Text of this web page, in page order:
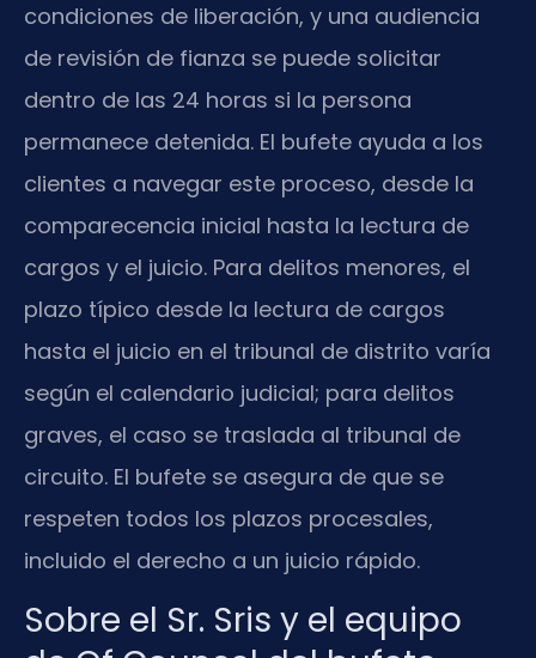
condiciones de liberación, y una audiencia
de revisión de fianza se puede solicitar
dentro de las 24 horas si la persona
permanece detenida. El bufete ayuda a los
clientes a navegar este proceso, desde la
comparecencia inicial hasta la lectura de
cargos y el juicio. Para delitos menores, el
plazo típico desde la lectura de cargos
hasta el juicio en el tribunal de distrito varía
según el calendario judicial; para delitos
graves, el caso se traslada al tribunal de
circuito. El bufete se asegura de que se
respeten todos los plazos procesales,
incluido el derecho a un juicio rápido.
Sobre el Sr. Sris y el equipo